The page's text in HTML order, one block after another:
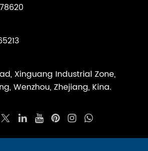
Xinguang Industrial Zone,
Wenzhou, Zhejiang, Kina.